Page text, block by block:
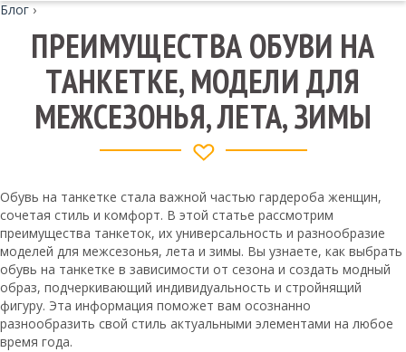
Блог ›
ПРЕИМУЩЕСТВА ОБУВИ НА
ТАНКЕТКЕ, МОДЕЛИ ДЛЯ
МЕЖСЕЗОНЬЯ, ЛЕТА, ЗИМЫ
Обувь на танкетке стала важной частью гардероба женщин,
сочетая стиль и комфорт. В этой статье рассмотрим
преимущества танкеток, их универсальность и разнообразие
моделей для межсезонья, лета и зимы. Вы узнаете, как выбрать
обувь на танкетке в зависимости от сезона и создать модный
образ, подчеркивающий индивидуальность и стройнящий
фигуру. Эта информация поможет вам осознанно
разнообразить свой стиль актуальными элементами на любое
время года.